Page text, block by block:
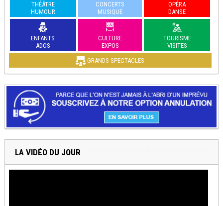
THÉÂTRE
HUMOUR
CONCERTS
MUSIQUE
OPÉRA
DANSE
ENFANTS
ADOS
CULTURE
EXPOS
TOURISME
VISITES
GRANDS SPECTACLES
LA VIDÉO DU JOUR